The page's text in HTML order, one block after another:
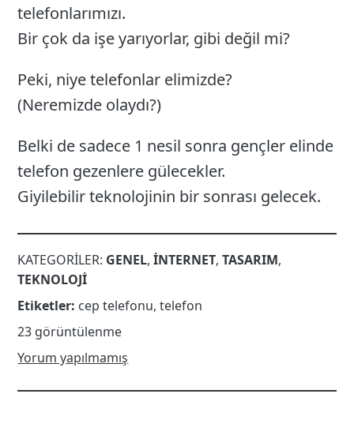
telefonlarımızı.
Bir çok da işe yarıyorlar, gibi değil mi?
Peki, niye telefonlar elimizde?
(Neremizde olaydı?)
Belki de sadece 1 nesil sonra gençler elinde
telefon gezenlere gülecekler.
Giyilebilir teknolojinin bir sonrası gelecek.
KATEGORILER: GENEL,INTERNET,TASARIM,
TEKNOLOJI
Etiketler: cep telefonu,telefon
23 görüntülenme
Yorum yapılmamış